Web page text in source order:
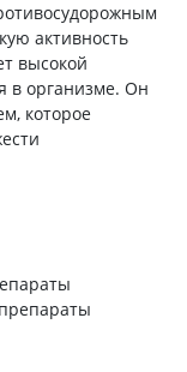
активность
высокой
в организме. Он
которое